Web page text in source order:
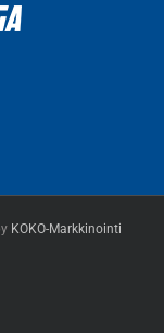
KOKO-Markkinointi